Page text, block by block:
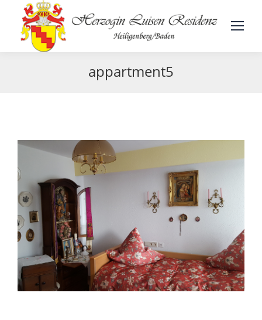
appartment5